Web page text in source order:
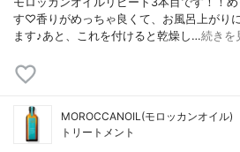
す♡香りがめっちゃ良くて、お風呂上がり
ます♪あと、これを付けると乾燥し…続きを
MOROCCANOIL(モロッカンオイル)
トリートメント